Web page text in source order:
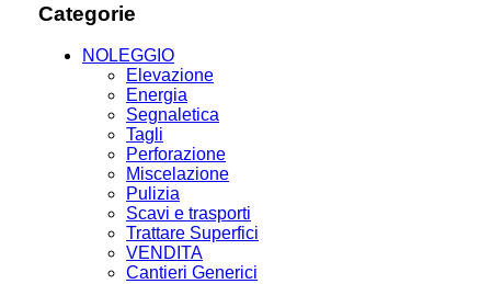
Categorie
NOLEGGIO
Elevazione
Energia
Segnaletica
Tagli
Perforazione
Miscelazione
Pulizia
Scavi e trasporti
Trattare Superfici
VENDITA
Cantieri Generici